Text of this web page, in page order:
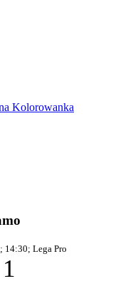
14:30; Lega Pro